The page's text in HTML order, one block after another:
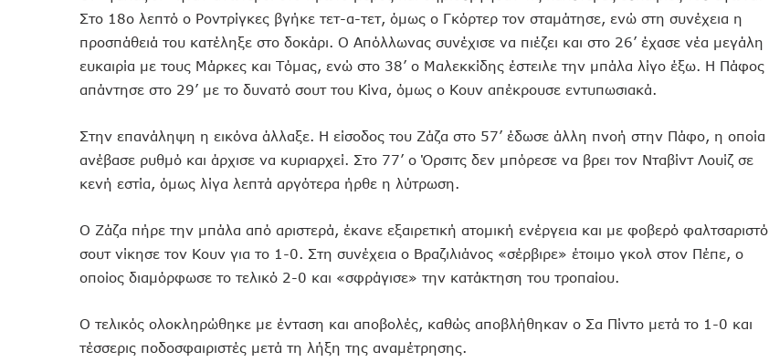
Στο 18ο λεπτό ο Ροντρίγκες βγήκε τετ-α-τετ, όμως ο Γκόρτερ τον σταμάτησε, ενώ στη συνέχεια η
προσπάθειά του κατέληξε στο δοκάρι. Ο Απόλλωνας συνέχισε να πιέζει και στο 26’ έχασε νέα μεγάλη
ευκαιρία με τους Μάρκες και Τόμας, ενώ στο 38’ ο Μαλεκκίδης έστειλε την μπάλα λίγο έξω. Η Πάφος
απάντησε στο 29’ με το δυνατό σουτ του Κίνα, όμως ο Κουν απέκρουσε εντυπωσιακά.
Στην επανάληψη η εικόνα άλλαξε. Η είσοδος του Ζάζα στο 57’ έδωσε άλλη πνοή στην Πάφο, η οποία
ανέβασε ρυθμό και άρχισε να κυριαρχεί. Στο 77’ ο Όρσιτς δεν μπόρεσε να βρει τον Νταβίντ Λουίζ σε
κενή εστία, όμως λίγα λεπτά αργότερα ήρθε η λύτρωση.
Ο Ζάζα πήρε την μπάλα από αριστερά, έκανε εξαιρετική ατομική ενέργεια και με φοβερό φαλτσαριστό
σουτ νίκησε τον Κουν για το 1-0. Στη συνέχεια ο Βραζιλιάνος «σέρβιρε» έτοιμο γκολ στον Πέπε, ο
οποίος διαμόρφωσε το τελικό 2-0 και «σφράγισε» την κατάκτηση του τροπαίου.
Ο τελικός ολοκληρώθηκε με ένταση και αποβολές, καθώς αποβλήθηκαν ο Σα Πίντο μετά το 1-0 και
τέσσερις ποδοσφαιριστές μετά τη λήξη της αναμέτρησης.